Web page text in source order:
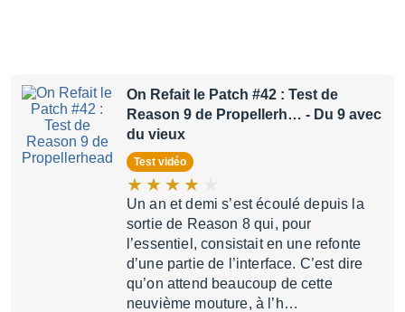
On Refait le Patch #42 : Test de
Reason 9 de Propellerh… - Du 9 avec
du vieux
Test vidéo
Un an et demi s’est écoulé depuis la
sortie de Reason 8 qui, pour
l’essentiel, consistait en une refonte
d’une partie de l’interface. C’est dire
qu’on attend beaucoup de cette
neuvième mouture, à l’h…